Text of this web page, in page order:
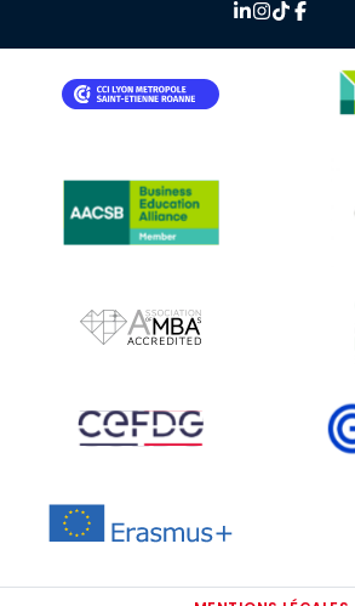
IMAGE
IMAGE
IMAGE
IMAGE